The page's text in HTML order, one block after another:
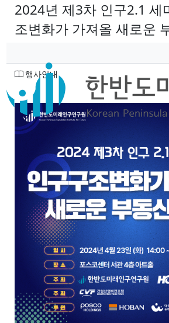
2024년 제3차 인구2.1 세
조변화가 가져올 새로운
분류
행사안내
본문